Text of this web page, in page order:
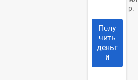
р.
Полу
чить
деньг
и